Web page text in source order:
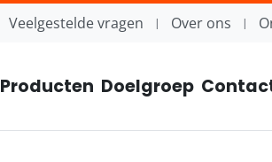
Veelgestelde vragen Over ons
Producten Doelgroep